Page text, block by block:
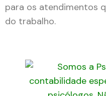
para os atendimentos
do trabalho.